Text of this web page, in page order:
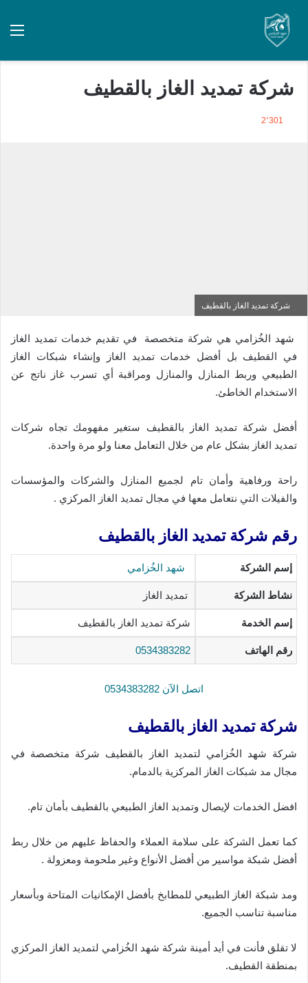
شركة تمديد الغاز بالقطيف
2٬301
شركة تمديد الغاز بالقطيف
شهد الخُزامي هي شركة متخصصة في تقديم خدمات تمديد الغاز
في القطيف بل أفضل خدمات تمديد الغاز وإنشاء شبكات الغاز
الطبيعي وربط المنازل والمنازل ومراقبة أي تسرب غاز ناتج عن
الاستخدام الخاطئ.
أفضل شركة تمديد الغاز بالقطيف ستغير مفهومك تجاه شركات
تمديد الغاز بشكل عام من خلال التعامل معنا ولو مرة واحدة.
راحة ورفاهية وأمان تام لجميع المنازل والشركات والمؤسسات
والفيلات التي نتعامل معها في مجال تمديد الغاز المركزي .
رقم شركة تمديد الغاز بالقطيف
إسم الشركة شهد الخُزامي
نشاط الشركة تمديد الغاز
إسم الخدمة شركة تمديد الغاز بالقطيف
رقم الهاتف 0534383282
اتصل الآن 0534383282
شركة تمديد الغاز بالقطيف
شركة شهد الخُزامي لتمديد الغاز بالقطيف شركة متخصصة في
مجال مد شبكات الغاز المركزية بالدمام.
افضل الخدمات لإيصال وتمديد الغاز الطبيعي بالقطيف بأمان تام.
كما تعمل الشركة على سلامة العملاء والحفاظ عليهم من خلال ربط
أفضل شبكة مواسير من أفضل الأنواع وغير ملحومة ومعزولة .
ومد شبكة الغاز الطبيعي للمطابخ بأفضل الإمكانيات المتاحة وبأسعار
مناسبة تناسب الجميع.
لا تقلق فأنت في أيد أمينة شركة شهد الخُزامي لتمديد الغاز المركزي
بمنطقة القطيف.